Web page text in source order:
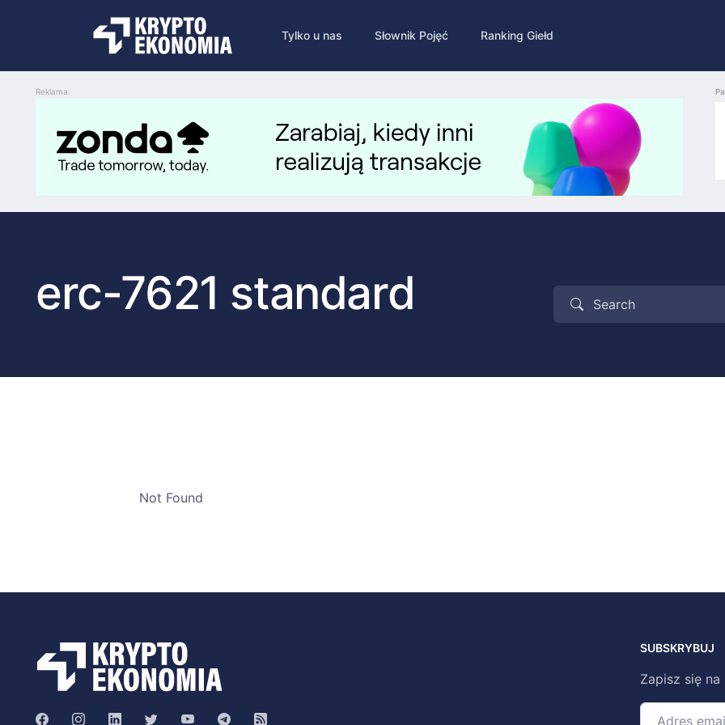
Tylko u nas Słownik Pojęć Ranking Giełd
Reklama:
erc-7621 standard
Not Found
SUBSKRYBUJ
Zapisz się